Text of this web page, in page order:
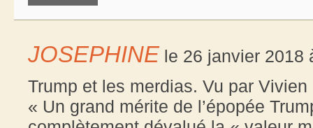
JOSEPHINE le 26 janvier 2018
Trump et les merdias. Vu par Vivien
« Un grand mérite de l’épopée